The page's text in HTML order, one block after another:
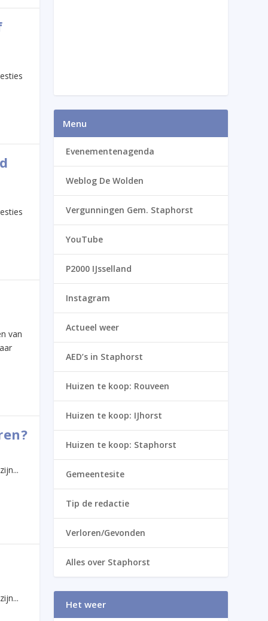
van
Menu
Evenementenagenda
Weblog De Wolden
Vergunningen Gem. Staphorst
YouTube
P2000 IJsselland
Instagram
Actueel weer
AED’s in Staphorst
Huizen te koop: Rouveen
Huizen te koop: IJhorst
Huizen te koop: Staphorst
Gemeentesite
Tip de redactie
Verloren/Gevonden
Alles over Staphorst
Het weer